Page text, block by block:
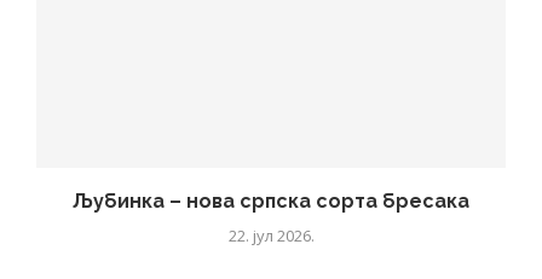
Љубинка – нова српска сорта бресака
22. јул 2026.